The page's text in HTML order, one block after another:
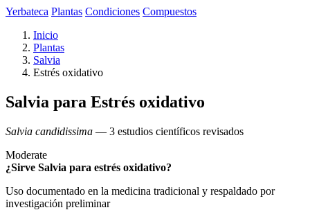
Yerbateca Plantas Condiciones Compuestos
Inicio
Plantas
Salvia
Estrés oxidativo
Salvia para Estrés oxidativo
Salvia candidissima — 3 estudios científicos revisados
Moderate
¿Sirve Salvia para estrés oxidativo?
Uso documentado en la medicina tradicional y respaldado por
investigación preliminar